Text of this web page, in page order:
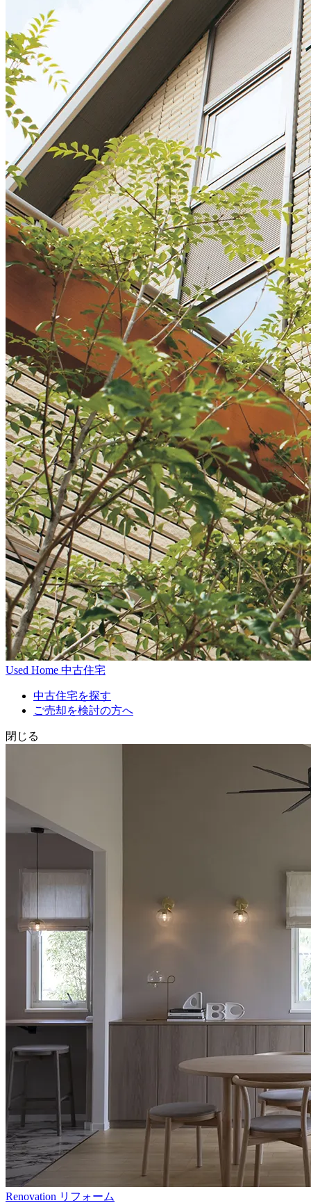
Used Home 中古住宅
中古住宅を探す
ご売却を検討の方へ
閉じる
Renovation リフォーム